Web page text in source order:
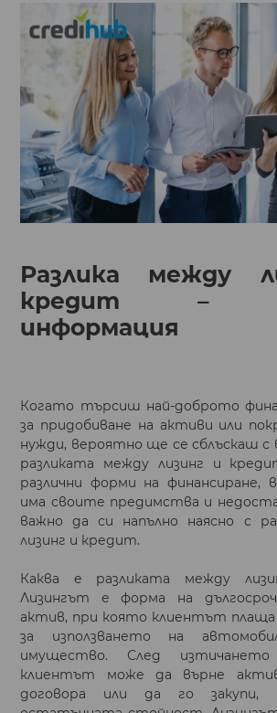
Разлика между
кредит –
информация
Когато търсиш най-доброто
за придобиване на активи или
нужди, вероятно ще се сблъскаш с
разликата между лизинг и
различни форми на финансиране,
има своите предимства и
важно да си напълно наясно с
лизинг и кредит.
Каква е разликата между
Лизингът е форма на
актив, при която клиентът плаща
за използването на
имущество. След
клиентът може да върне
договора или да го закупи,